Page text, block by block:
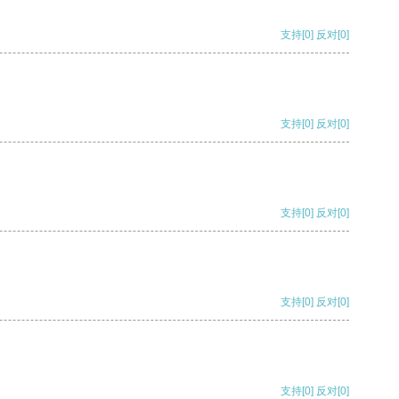
支持[0] 反对[0]
支持[0] 反对[0]
支持[0] 反对[0]
支持[0] 反对[0]
支持[0] 反对[0]